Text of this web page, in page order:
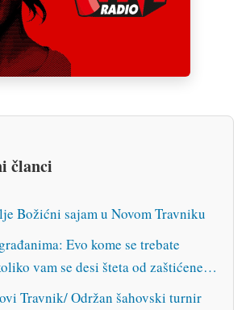
članci
Božićni sajam u Novom Travniku
Evo kome se trebate
vam se desi šteta od zaštićene…
Travnik/ Održan šahovski turnir